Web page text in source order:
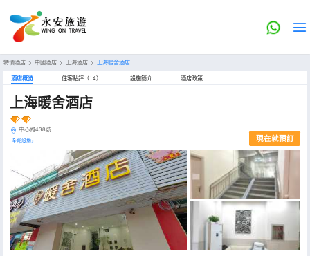
特價酒店 > 中國酒店 > 上海酒店 > 上海暖舍酒店
酒店概览 住客點評（14） 設施簡介 酒店政策
上海暖舍酒店
中心路438號
全部設施> 現在就預訂